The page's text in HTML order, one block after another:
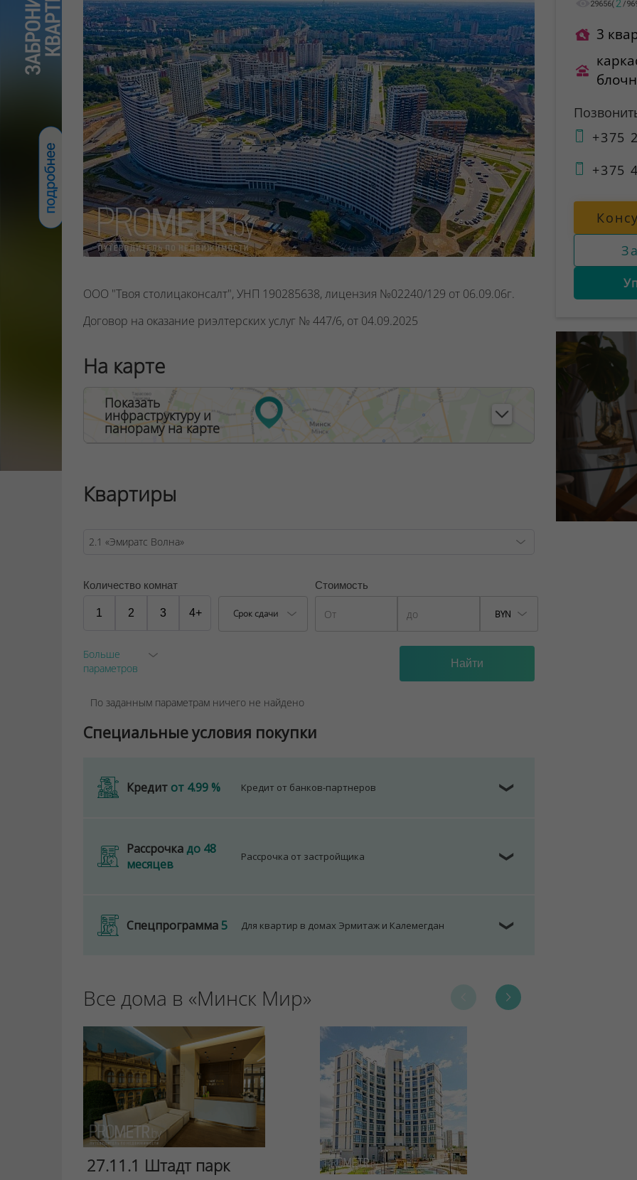
ООО "Твоя столицаконсалт", УНП 190285638, лицензия №02240/129 от 06.09.06г.
Договор на оказание риэлтерских услуг № 447/6, от 04.09.2025
На карте
Показать
инфраструктуру и
панораму на карте
Квартиры
Количество комнат
1 2 3 4+ Срок сдачи
Стоимость
BYN
Больше
параметров
По заданным параметрам ничего не найдено
Специальные условия покупки
Кредит от 4.99 % Кредит от банков-партнеров ❯
Рассрочкадо 48
месяцев
Рассрочка от застройщика ❯
Спецпрограмма5 Для квартир в домах Эрмитаж и Калемегдан ❯
Все дома в «Минск Мир»
27.11.1 Штадт парк
29656( 2 /
3
+375
+375